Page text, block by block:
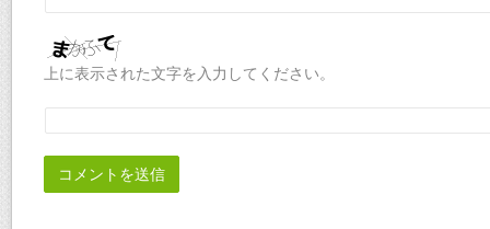
上に表示された文字を入力してください。